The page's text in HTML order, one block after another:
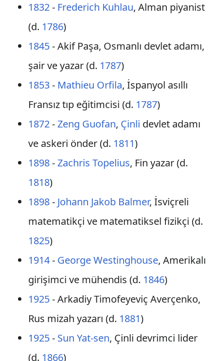
1832- Frederich Kuhlau, Alman piyanist
(d. 1786)
1845- Akif Paşa, Osmanlı devlet adamı,
şair ve yazar (d. 1787)
1853- Mathieu Orfila, İspanyol asıllı
Fransız tıp eğitimcisi (d. 1787)
1872-Zeng Guofan, Çinli devlet adamı
ve askeri önder (d. 1811)
1898-Zachris Topelius, Fin yazar (d.
1818)
1898- Johann Jakob Balmer, İsviçreli
matematikçi ve matematiksel fizikçi (d.
1825)
1914- George Westinghouse, Amerikalı
girişimci ve mühendis (d. 1846)
1925- Arkadiy Timofeyeviç Averçenko,
Rus mizah yazarı (d. 1881)
1925- Sun Yat-sen, Çinli devrimci lider
(d. 1866)